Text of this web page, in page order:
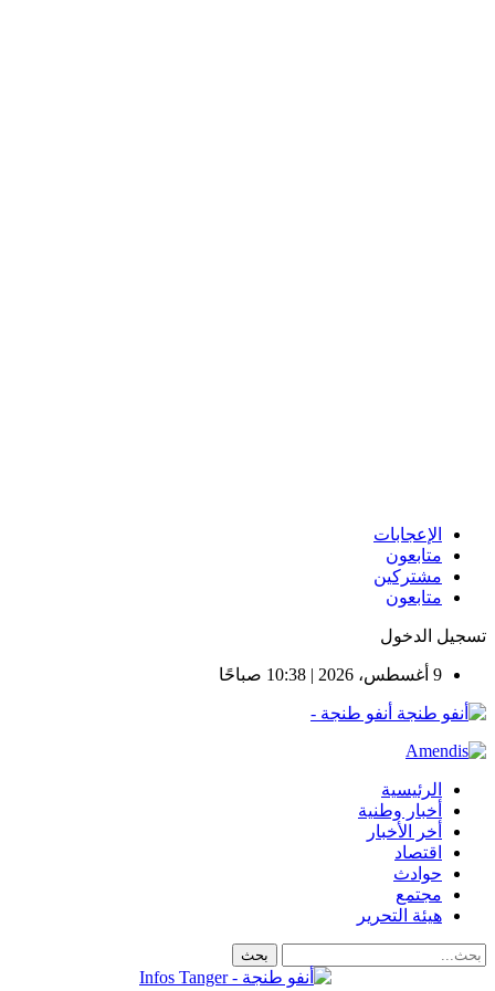
الإعجابات
متابعون
مشتركين
متابعون
تسجيل الدخول
9 أغسطس، 2026 | 10:38 صباحًا
أنفو طنجة -
الرئيسية
أخبار وطنية
أخر الأخبار
اقتصاد
حوادث
مجتمع
هيئة التحرير